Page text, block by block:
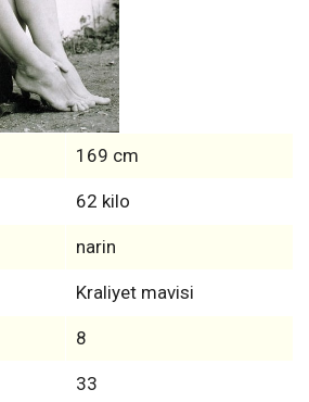
169 cm
62 kilo
narin
Kraliyet mavisi
8
33